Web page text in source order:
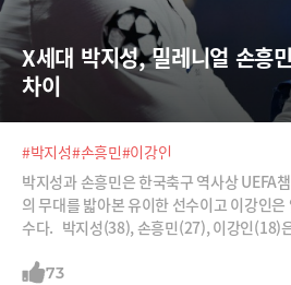
X세대 박지성, 밀레니얼 손흥
차이
#박지성#손흥민#이강인
박지성과 손흥민은 한국축구 역사상 UEFA
의 무대를 밟아본 유이한 선수이고 이강인
수다. 박지성(38), 손흥민(27), 이강인(18)
세대, 밀레니얼세대, Z세대 차이만큼 다르다
73